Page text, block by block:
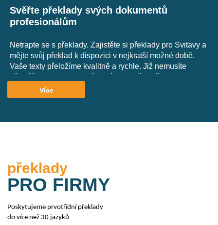
Svěřte překlady svých dokumentů
profesionálům
Netrapte se s překlady. Zajistěte si překlady pro Svitavy a
mějte svůj překlad k dispozici v nejkratší možné době.
Vaše texty přeložíme kvalitně a rychle. Již nemusíte
časováním. Mějte vždy pohotově zajištěn překlad
svého textu, ať již potřebujete přeložit pouze několik vět
Co všechno pro vás přeložíme
Více
překlady
PRO FIRMY
Poskytujeme prvotřídní překlady
do více než 30 jazyků